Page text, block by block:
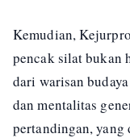
Kemudian,
pencak silat bukan
dari warisan
dan mentalitas
pertandingan,